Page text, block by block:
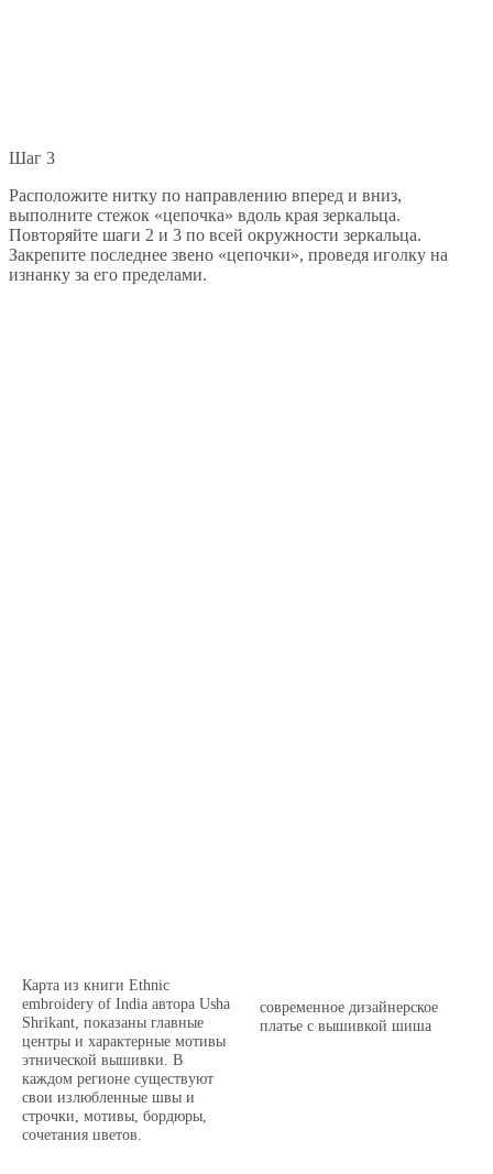
Шаг 3
Расположите нитку по направлению вперед и вниз,
выполните стежок «цепочка» вдоль края зеркальца.
Повторяйте шаги 2 и 3 по всей окружности зеркальца.
Закрепите последнее звено «цепочки», проведя иголку на
изнанку за его пределами.
Карта из книги Ethnic
embroidery of India автора Usha
Shrikant, показаны главные
центры и характерные мотивы
этнической вышивки. В
каждом регионе существуют
свои излюбленные швы и
строчки, мотивы, бордюры,
сочетания цветов.
современное дизайнерское
платье с вышивкой шиша